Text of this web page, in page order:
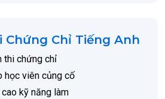
Chứng Chỉ Tiếng Anh
thi chứng chỉ
học viên củng cố
kỹ năng làm